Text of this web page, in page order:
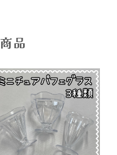
品